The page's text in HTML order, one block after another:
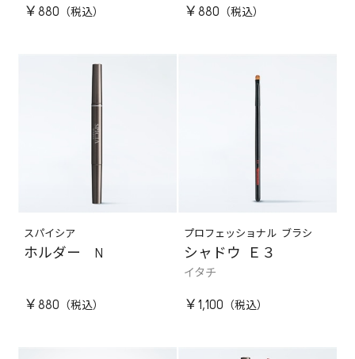
￥880 ￥880
スパイシア
ホルダー N
￥880
プロフェッショナル ブラシ
シャドウ Ｅ３
イタチ
￥1,100